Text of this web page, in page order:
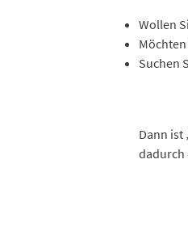
Wollen
Suchen
Dann ist
dadurch